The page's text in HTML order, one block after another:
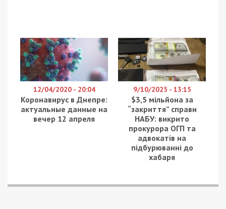
12/04/2020 - 20:04
Коронавирус в Днепре:
актуальные данные на
вечер 12 апреля
9/10/2025 - 13:15
$3,5 мільйона за
“закриття” справи
НАБУ: викрито
прокурора ОГП та
адвокатів на
підбурюванні до
хабаря